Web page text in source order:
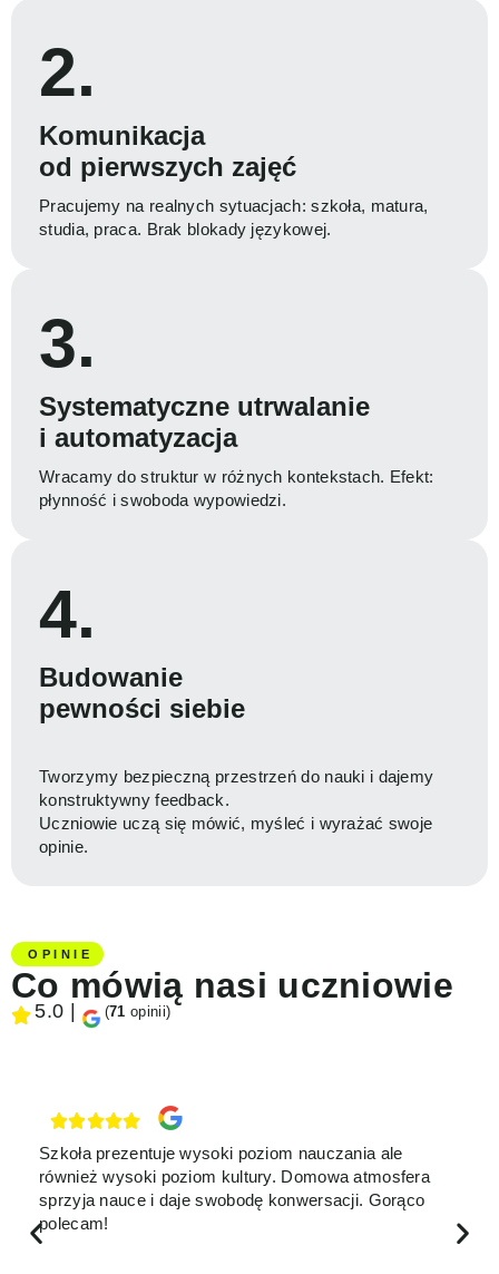
2.
Komunikacja
od pierwszych zajęć
Pracujemy na realnych sytuacjach: szkoła, matura,
studia, praca. Brak blokady językowej.
3.
Systematyczne utrwalanie
i automatyzacja
Wracamy do struktur w różnych kontekstach. Efekt:
płynność i swoboda wypowiedzi.
4.
Budowanie
pewności siebie
Tworzymy bezpieczną przestrzeń do nauki i dajemy
konstruktywny feedback.
Uczniowie uczą się mówić, myśleć i wyrażać swoje
opinie.
OPINIE
Co mówią nasi uczniowie
5.0 | (71 opinii)
Szkoła prezentuje wysoki poziom nauczania ale
również wysoki poziom kultury. Domowa atmosfera
sprzyja nauce i daje swobodę konwersacji. Gorąco
polecam!